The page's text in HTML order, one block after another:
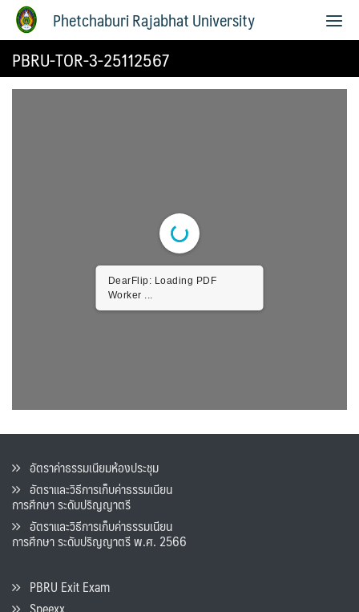
Phetchaburi Rajabhat University
PBRU-TOR-3-25112567
DearFlip: Loading PDF
Worker ...
อัตราค่าธรรมเนียมห้องประชุม
อัตราและวิธีการเก็บค่าธรรมเนียน
การศึกษา ระดับปริญญาตรี
อัตราและวิธีการเก็บค่าธรรมเนียน
การศึกษา ระดับปริญญาตรี พ.ศ. 2566
PBRU Exit Exam